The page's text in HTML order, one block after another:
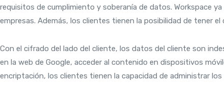
requisitos de cumplimiento y soberanía de datos. Workspace
empresas. Además, los clientes tienen la posibilidad de tener
Con el cifrado del lado del cliente, los datos del cliente son
en la web de Google, acceder al contenido en dispositivos
encriptación, los clientes tienen la capacidad de administrar